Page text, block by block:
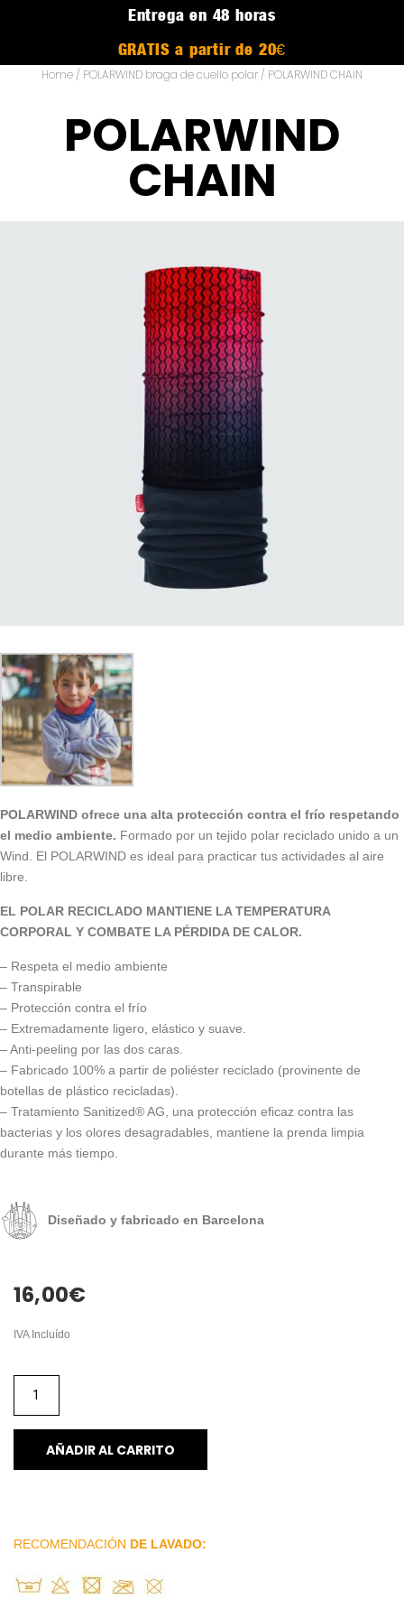
Entrega en 48 horas
GRATIS a partir de 20€
Home / POLARWIND braga de cuello polar / POLARWIND CHAIN
POLARWIND
CHAIN
POLARWIND ofrece una alta protección contra el frío respetando
el medio ambiente. Formado por un tejido polar reciclado unido a un
Wind. El POLARWIND es ideal para practicar tus actividades al aire
libre.
EL POLAR RECICLADO MANTIENE LA TEMPERATURA
CORPORAL Y COMBATE LA PÉRDIDA DE CALOR.
– Respeta el medio ambiente
– Transpirable
– Protección contra el frío
– Extremadamente ligero, elástico y suave.
– Anti-peeling por las dos caras.
– Fabricado 100% a partir de poliéster reciclado (provinente de
botellas de plástico recicladas).
– Tratamiento Sanitized® AG, una protección eficaz contra las
bacterias y los olores desagradables, mantiene la prenda limpia
durante más tiempo.
Diseñado y fabricado en Barcelona
16,00€
IVA Incluído
AÑADIR AL CARRITO
RECOMENDACIÓN DE LAVADO: